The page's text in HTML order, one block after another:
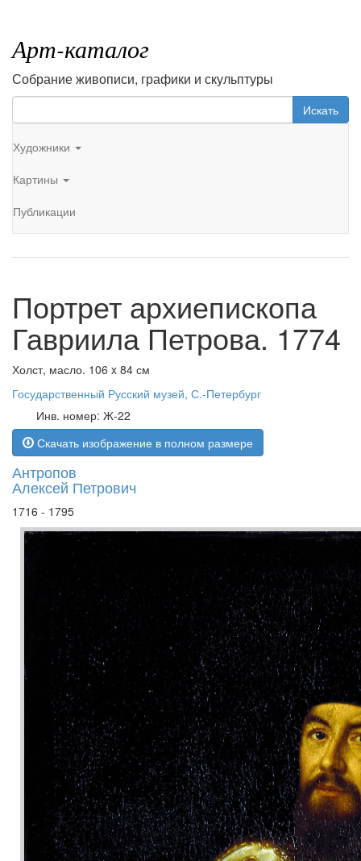
Арт-каталог
Собрание живописи, графики и скульптуры
Искать
Художники
Картины
Публикации
Портрет архиепископа
Гавриила Петрова. 1774
Холст, масло. 106 x 84 см
Государственный Русский музей, С.-Петербург
Инв. номер: Ж-22
Скачать изображение в полном размере
Антропов
Алексей Петрович
1716 - 1795